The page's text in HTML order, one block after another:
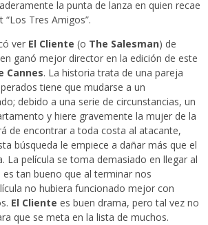
la punta de lanza en quien recae
Tres Amigos”.
ver El Cliente (o The Salesman) de
ganó mejor director en la edición de este
Cannes. La historia trata de una pareja
tiene que mudarse a un
debido a una serie de circunstancias, un
y hiere gravemente la mujer de la
de encontrar a toda costa al atacante,
búsqueda le empiece a dañar más que el
La película se toma demasiado en llegar al
tan bueno que al terminar nos
no hubiera funcionado mejor con
El Cliente es buen drama, pero tal vez no
que se meta en la lista de muchos.